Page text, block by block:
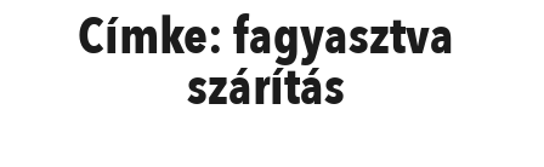
Címke:fagyasztva
szárítás